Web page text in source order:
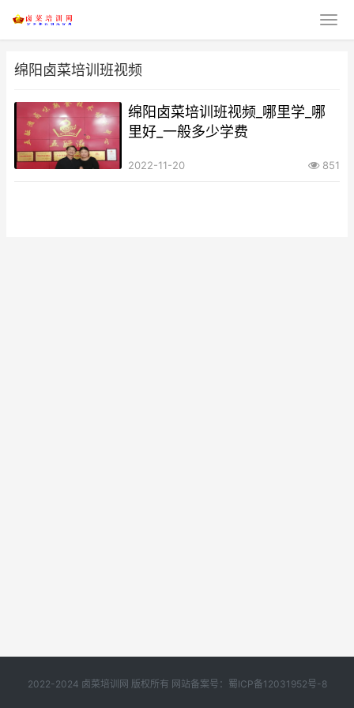
绵阳卤菜培训班视频
绵阳卤菜培训班视频_哪里学_哪
里好_一般多少学费
2022-11-20 851
2022-2024 卤菜培训网 版权所有 网站备案号： 蜀ICP备12031952号-8